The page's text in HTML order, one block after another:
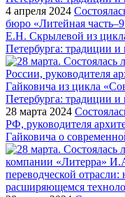
4 апреля 2024
бюро «Литейная
Е.Н. Скрылевой из
Петербурга: традиции и
28 марта 2024
РФ, руководителя
Гайковича о